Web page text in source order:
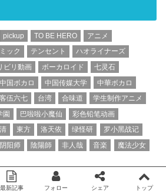
pickup TO BE HERO
アニメ
ック テンセント
ハオライナーズ
ビリ動画 ボーカロイド
七灵石
中国ボカロ 中国传媒大学
中華ボカロ
伍六七 台湾 合味道
学生制作アニメ
園 巴啦啦小魔仙
彩色铅笔动画
東方 洛天依 绿怪研
罗小黑战记
阴阳师 陰陽師 非人哉 音楽 魔法少女
最新記事 フォロー シェア トップ
facebook